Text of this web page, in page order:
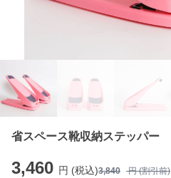
省スペース靴収納ステッパー
3,460 円 (税込)3,840 円 (割引前)